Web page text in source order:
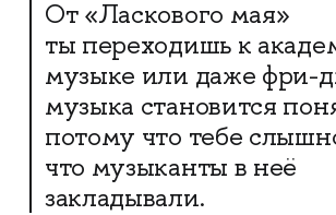
От «Ласкового мая»
ты переходишь к
музыке или даже фри-
музыка становится
потому что тебе
что музыканты в неё
закладывали.